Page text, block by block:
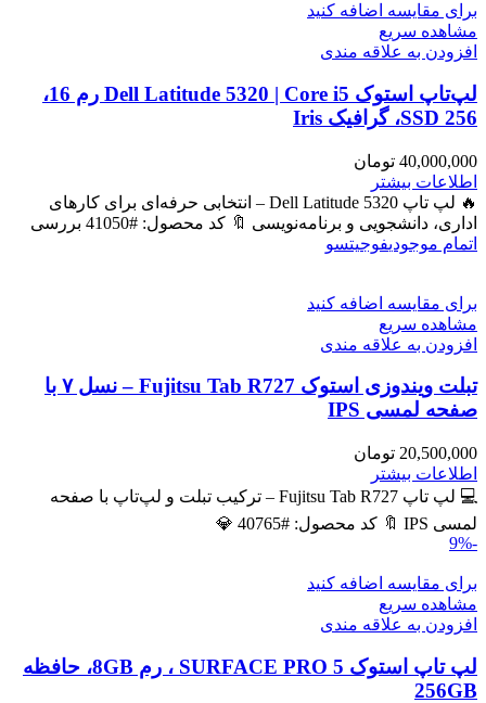
برای مقایسه اضافه کنید
مشاهده سریع
افزودن به علاقه مندی
لپ‌تاپ استوک Dell Latitude 5320 | Core i5 رم 16،
SSD 256، گرافیک Iris
40,000,000 تومان
اطلاعات بیشتر
🔥 لپ تاپ Dell Latitude 5320 – انتخابی حرفه‌ای برای کارهای
اداری، دانشجویی و برنامه‌نویسی 🔖 کد محصول: #41050 بررسی
اتمام موجودیفوجیتسو
برای مقایسه اضافه کنید
مشاهده سریع
افزودن به علاقه مندی
تبلت ویندوزی استوک Fujitsu Tab R727 – نسل ۷ با
صفحه لمسی IPS
20,500,000 تومان
اطلاعات بیشتر
💻 لپ تاپ Fujitsu Tab R727 – ترکیب تبلت و لپ‌تاپ با صفحه
لمسی IPS 🔖 کد محصول: #40765 💎
-9%
برای مقایسه اضافه کنید
مشاهده سریع
افزودن به علاقه مندی
لپ تاپ استوک SURFACE PRO 5 ، رم 8GB، حافظه
256GB